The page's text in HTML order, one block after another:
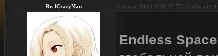
RealCrazyMan Вторник, 30.04.2013, 22:33 | Сообщение #
Endless Space